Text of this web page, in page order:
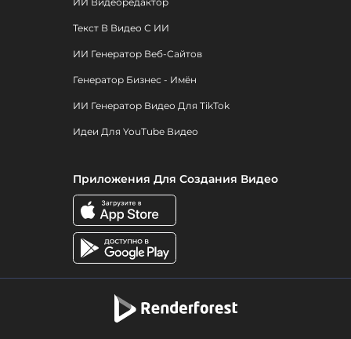
Текст В Видео С ИИ
ИИ Генератор Веб-Сайтов
Генератор Бизнес - Имён
ИИ Генератор Видео Для TikTok
Идеи Для YouTube Видео
Приложения Для Создания Видео